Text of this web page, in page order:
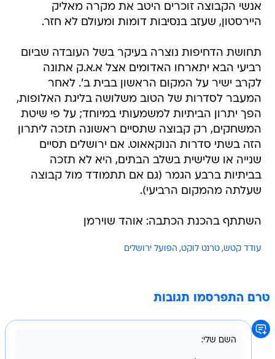
אנשי הקבוצה זוכרים היטב את מקרה מאליק
היירסטון, שעזב בנסיבות דומות ומעולם לא חזר.
תחושת הדחיפות נוצרה בעיקר בשל העובדה שביום
רביעי הבא יתארחו האדומים אצל א.א.ק אתונה
לקרב ישיר על המקום הראשון בבית ב'. לאחר
המעבר לסדרות של הטוב משלושה בליגת האלופות,
הפך יתרון הביתיות למשמעותי במיוחד; על פי שיטת
המשחקים, רק קבוצה שתסיים ראשונה תזכה ליתרון
הזה בשתי סדרות הנוקאאוט. אם ירושלים תסיים
שנייה או שלישית בשלב הבתים, היא לא תזכה
בביתיות ברבע הגמר (גם אם תתמודד מול קבוצה
שעלתה מהמקום הרביעי).
השתתף בהכנת הכתבה: אוהד שוירמן
עודד קטש טרנט לוקט הפועל ירושלים
טרם התפרסמו תגובות